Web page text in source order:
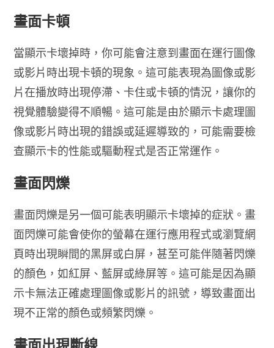
畫面卡頓
當顯示卡壞掉時，你可能會注意到畫面在運行圖像
或影片時出現卡頓的現象。這可能表現為圖像或影
片在播放時出現停滯、卡住或卡頓的情況，讓你的
視覺體驗變得不順暢。這可能是由於顯示卡處理圖
像或影片時出現的錯誤或延遲導致的，可能需要檢
查顯示卡的性能或驅動程式是否正常運作。
畫面閃爍
畫面閃爍是另一個可能表明顯示卡壞掉的症狀。畫
面閃爍可能會使你的螢幕在運行應用程式或瀏覽網
頁時出現瞬間的黑屏或白屏，甚至可能伴隨著閃爍
的顏色，如紅屏、藍屏或綠屏等。這可能是因為顯
示卡無法正確處理圖像或影片的訊號，導致畫面出
現不正常的顏色或頻繁閃爍。